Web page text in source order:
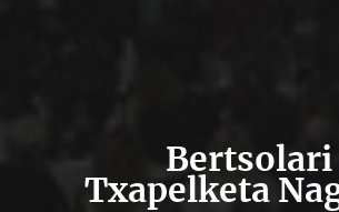
Bertsolari
Txapelketa